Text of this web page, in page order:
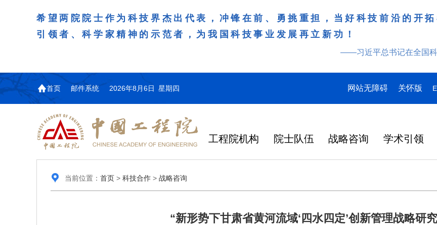
希望两院院士作为科技界杰出代表，冲锋在前、勇挑重担，当好科技前沿的开
引领者、科学家精神的示范者，为我国科技事业发展再立新功！
——习近平总书记在全国科
首页 邮件系统 2026年8月6日 星期四 网站无障碍 关怀版
工程院机构 院士队伍 战略咨询 学术引领
当前位置： 首页> 科技合作> 战略咨询
“新形势下甘肃省黄河流域‘四水四定’创新管理战略研